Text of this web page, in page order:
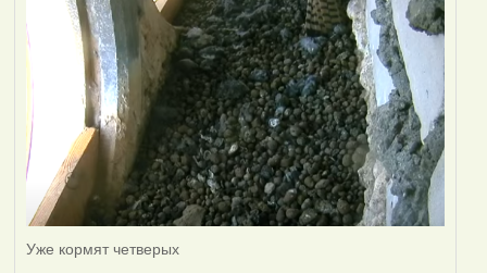
Уже кормят четверых